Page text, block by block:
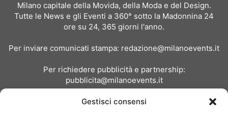
Gestisci consensi
Milano capitale della Movida, della Moda e del Design.
Tutte le News e gli Eventi a 360° sotto la Madonnina 24
ore su 24, 365 giorni l'anno.
Per inviare comunicati stampa: redazione@milanoevents.it
Per richiedere pubblicità e partnership:
pubblicita@milanoevents.it